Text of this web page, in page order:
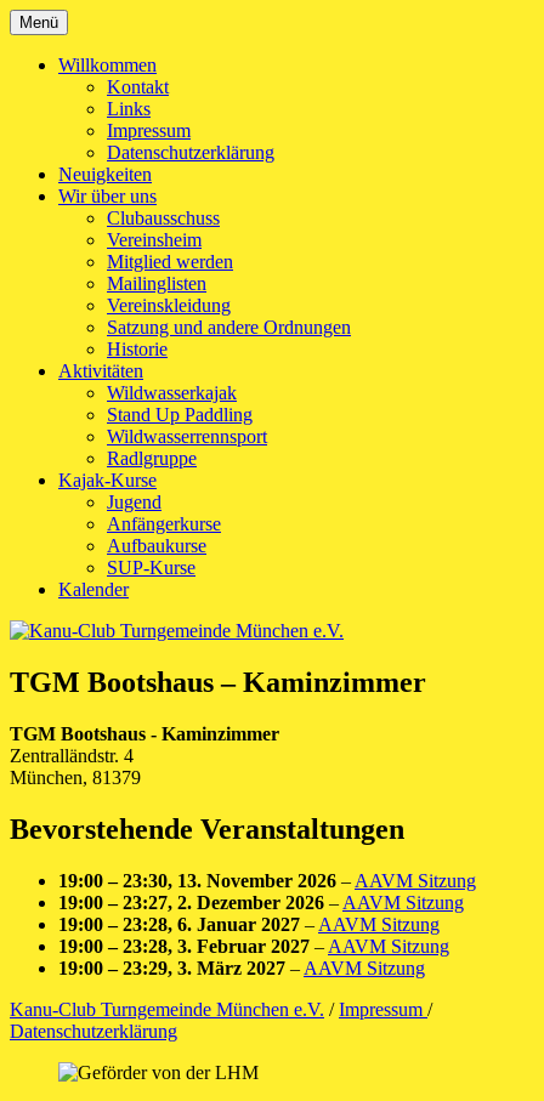
Zum
Inhalt
springen
Kanu-Club Turngemeinde München e.V.
Kanu fahren in München
Menü
Willkommen
Kontakt
Links
Impressum
Datenschutzerklärung
Neuigkeiten
Wir über uns
Clubausschuss
Vereinsheim
Mitglied werden
Mailinglisten
Vereinskleidung
Satzung und andere Ordnungen
Historie
Aktivitäten
Wildwasserkajak
Stand Up Paddling
Wildwasserrennsport
Radlgruppe
Kajak-Kurse
Jugend
Anfängerkurse
Aufbaukurse
SUP-Kurse
Kalender
TGM Bootshaus – Kaminzimmer
TGM Bootshaus - Kaminzimmer
Zentralländstr. 4
München, 81379
Bevorstehende Veranstaltungen
19:00 – 23:30, 13. November 2026 – AAVM Sitzung
19:00 – 23:27, 2. Dezember 2026 – AAVM Sitzung
19:00 – 23:28, 6. Januar 2027 – AAVM Sitzung
19:00 – 23:28, 3. Februar 2027 – AAVM Sitzung
19:00 – 23:29, 3. März 2027 – AAVM Sitzung
Kanu-Club Turngemeinde München e.V. /Impressum /
Datenschutzerklärung